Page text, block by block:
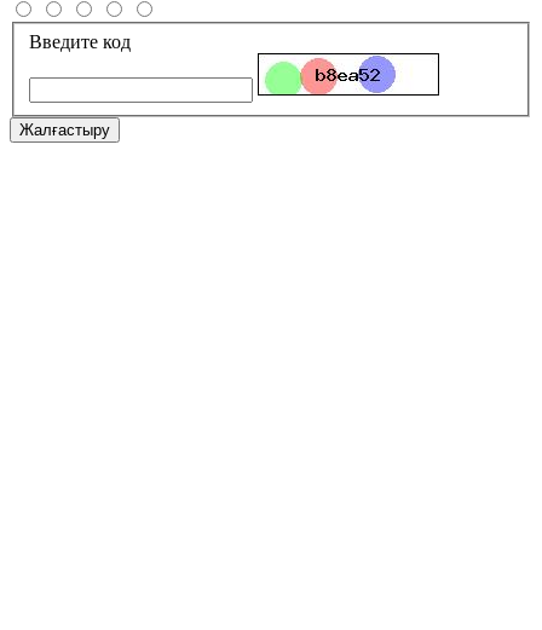
Введите код
Жалғастыру